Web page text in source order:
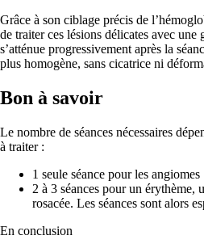
Grâce à son ciblage précis de
de traiter ces lésions délicates avec
s’atténue progressivement après la
plus homogène, sans cicatrice ni
Bon à savoir
Le nombre de séances nécessaires
à traiter :
1 seule séance pour les angiomes
2 à 3 séances pour un érythème,
rosacée. Les séances sont alors
En conclusion